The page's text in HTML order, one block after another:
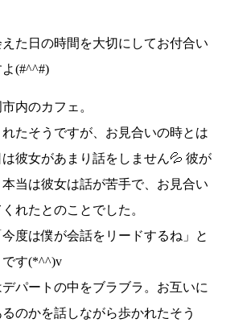
えた日の時間を大切にしてお付合い
(#^^#)
内のカフェ 。
たそうですが、お見合いの時とは
彼女があまり話をしません💦 彼が
当は彼女は話が苦手で、お見合い
れたとのことでした。
今度は僕が会話をリードするね」
と
す(*^^)v
パートの中をブラブラ。 お互いに
のかを話しながら歩かれたそう